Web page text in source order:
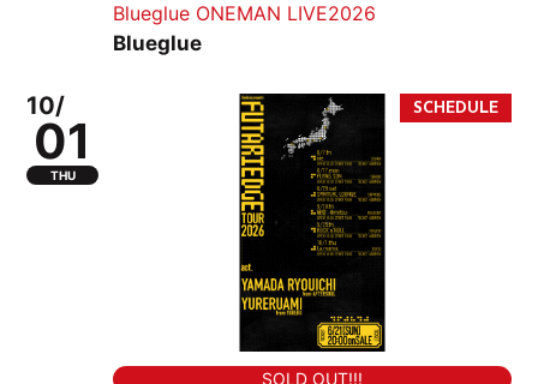
Blueglue ONEMAN LIVE2026
Blueglue
10/
01
THU
SOLD OUT!!!